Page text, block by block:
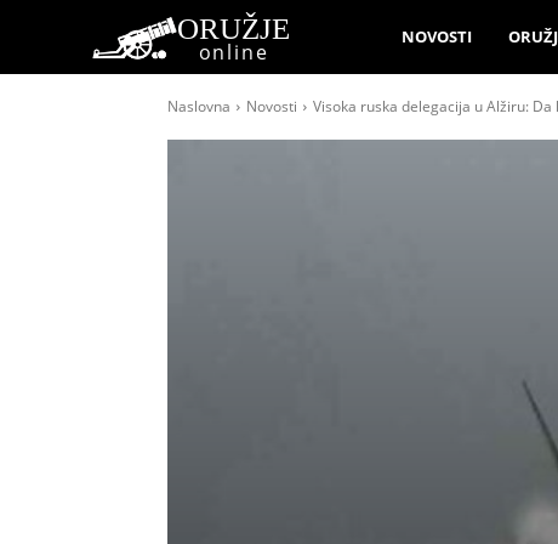
ORUŽJE
online
NOVOSTI
Naslovna Novosti Visoka ruska delegacija u Alžiru: